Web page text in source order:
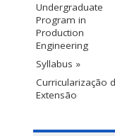
Undergraduate
Program in
Production
Engineering
Syllabus »
Curricularização
Extensão